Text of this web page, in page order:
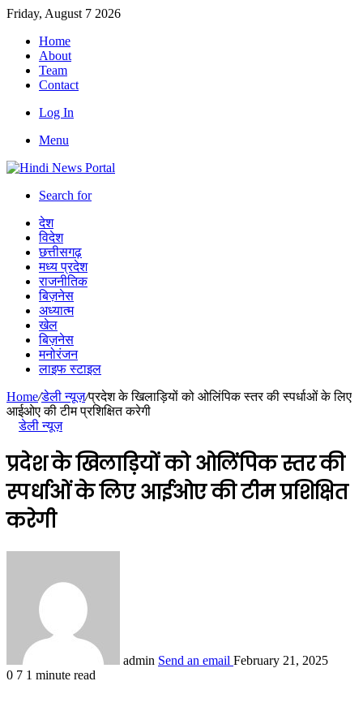
Friday, August 7 2026
Home
About
Team
Contact
Log In
Menu
Search for
देश
विदेश
छत्तीसगढ़
मध्य प्रदेश
राजनीतिक
बिज़नेस
अध्यात्म
खेल
बिज़नेस
मनोरंजन
लाइफ स्टाइल
Home/डेली न्यूज़/प्रदेश के खिलाड़ियों को ओलिंपिक स्तर की स्पर्धाओं के लिए
आईओए की टीम प्रशिक्षित करेगी
डेली न्यूज़
प्रदेश के खिलाड़ियों को ओलिंपिक स्तर की
स्पर्धाओं के लिए आईओए की टीम प्रशिक्षित
करेगी
admin Send an email February 21, 2025
0 7 1 minute read